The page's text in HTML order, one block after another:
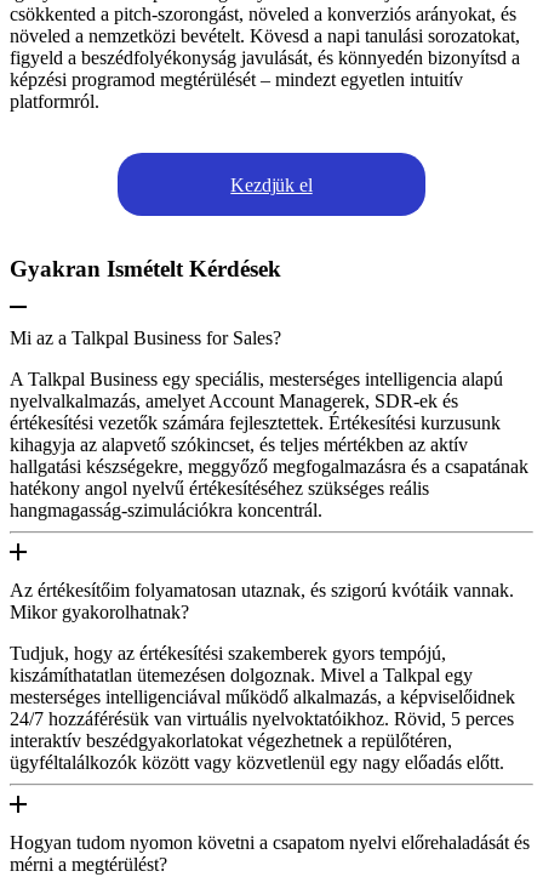
csökkented a pitch-szorongást, növeled a konverziós arányokat, és
növeled a nemzetközi bevételt. Kövesd a napi tanulási sorozatokat,
figyeld a beszédfolyékonyság javulását, és könnyedén bizonyítsd a
képzési programod megtérülését – mindezt egyetlen intuitív
platformról.
Kezdjük el
Gyakran Ismételt Kérdések
Mi az a Talkpal Business for Sales?
A Talkpal Business egy speciális, mesterséges intelligencia alapú
nyelvalkalmazás, amelyet Account Managerek, SDR-ek és
értékesítési vezetők számára fejlesztettek. Értékesítési kurzusunk
kihagyja az alapvető szókincset, és teljes mértékben az aktív
hallgatási készségekre, meggyőző megfogalmazásra és a csapatának
hatékony angol nyelvű értékesítéséhez szükséges reális
hangmagasság-szimulációkra koncentrál.
Az értékesítőim folyamatosan utaznak, és szigorú kvótáik vannak.
Mikor gyakorolhatnak?
Tudjuk, hogy az értékesítési szakemberek gyors tempójú,
kiszámíthatatlan ütemezésen dolgoznak. Mivel a Talkpal egy
mesterséges intelligenciával működő alkalmazás, a képviselőidnek
24/7 hozzáférésük van virtuális nyelvoktatóikhoz. Rövid, 5 perces
interaktív beszédgyakorlatokat végezhetnek a repülőtéren,
ügyféltalálkozók között vagy közvetlenül egy nagy előadás előtt.
Hogyan tudom nyomon követni a csapatom nyelvi előrehaladását és
mérni a megtérülést?